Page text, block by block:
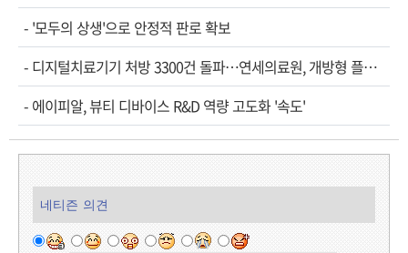
- '모두의 상생'으로 안정적 판로 확보
- 디지털치료기기 처방 3300건 돌파…연세의료원, 개방형 플랫폼 성과 공개
- 에이피알, 뷰티 디바이스 R&D 역량 고도화 '속도'
네티즌 의견